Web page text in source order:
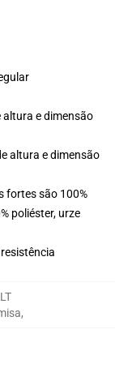
altura e dimensão
altura e dimensão
fortes são 100%
poliéster, urze
,